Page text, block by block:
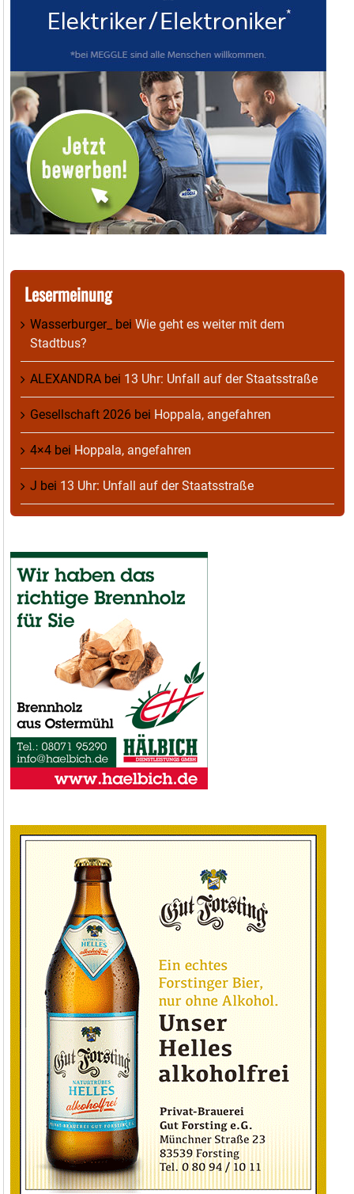
Lesermeinung
Wasserburger_ bei Wie geht es weiter mit dem
Stadtbus?
ALEXANDRA bei 13 Uhr: Unfall auf der Staatsstraße
Gesellschaft 2026 bei Hoppala, angefahren
4×4 bei Hoppala, angefahren
J bei 13 Uhr: Unfall auf der Staatsstraße